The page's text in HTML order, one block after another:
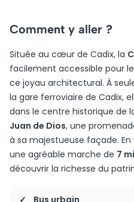
Comment y aller ?
Située au cœur de Cadix, la
facilement accessible pour
ce joyau architectural. À
la gare ferroviaire de Cadix,
dans le centre historique de
Juan de Dios, une
à sa majestueuse façade.
une agréable marche de 7
découvrir la richesse du
Bus urbain